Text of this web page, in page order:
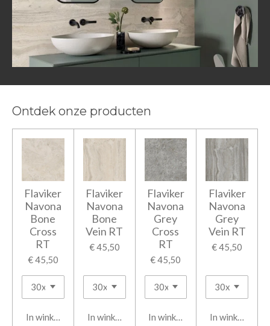
Ontdek onze producten
Flaviker
Navona
Bone
Cross
RT
€ 45,50
In winkelwagen
Flaviker
Navona
Bone
Vein RT
€ 45,50
In winkelwagen
Flaviker
Navona
Grey
Cross
RT
€ 45,50
In winkelwagen
Flaviker
Navona
Grey
Vein RT
€ 45,50
In